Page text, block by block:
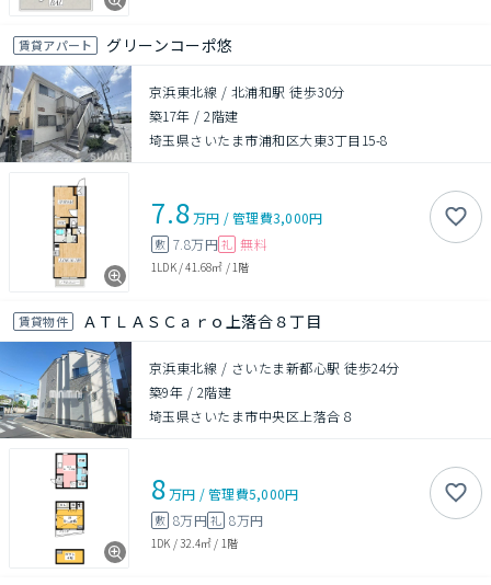
賃貸アパート グリーンコーポ悠
京浜東北線 / 北浦和駅 徒歩30分
築17年 /2階建
埼玉県さいたま市浦和区大東3丁目15-8
7.8万円 /管理費3,000円
敷 7.8万円 礼 無料
1LDK/41.68㎡ / 1階
賃貸物件 ＡＴＬＡＳＣａｒｏ上落合８丁目
京浜東北線 / さいたま新都心駅 徒歩24分
築9年 / 2階建
埼玉県さいたま市中央区上落合８
8万円 /管理費5,000円
敷 8万円礼 8万円
1DK /32.4㎡ / 1階